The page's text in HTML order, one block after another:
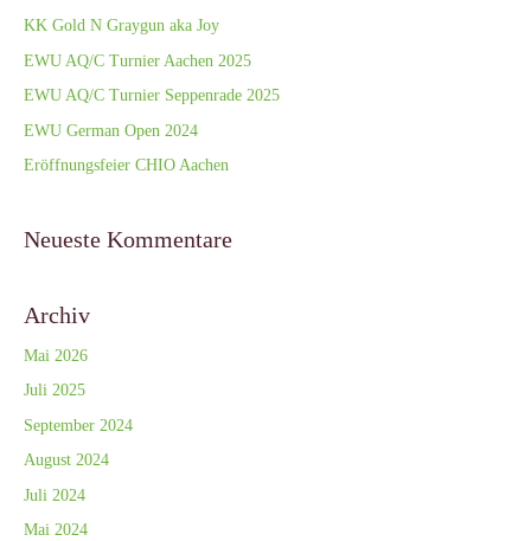
KK Gold N Graygun aka Joy
EWU AQ/C Turnier Aachen 2025
EWU AQ/C Turnier Seppenrade 2025
EWU German Open 2024
Eröffnungsfeier CHIO Aachen
Neueste Kommentare
Archiv
Mai 2026
Juli 2025
September 2024
August 2024
Juli 2024
Mai 2024